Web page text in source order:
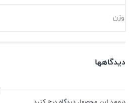
وزن
دیدگاهها